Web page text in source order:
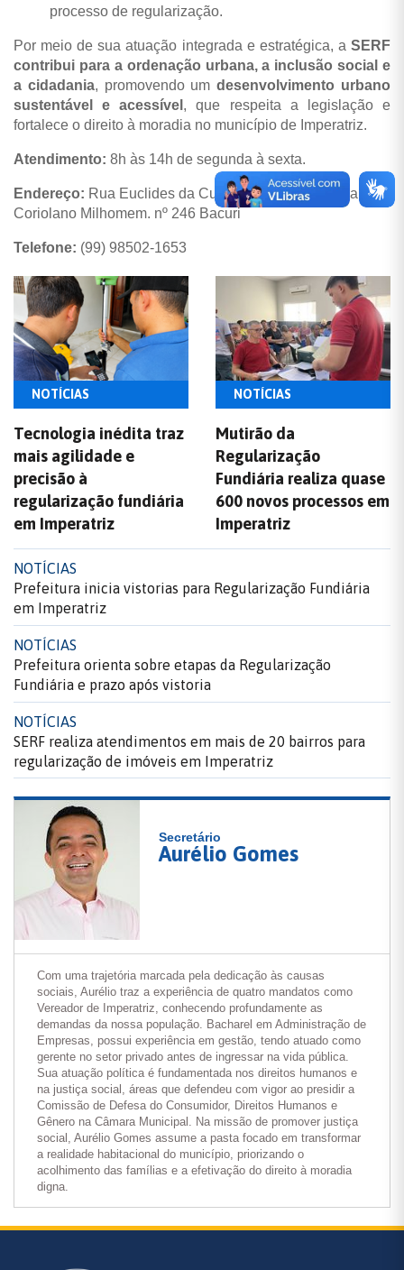
processo de regularização.
Por meio de sua atuação integrada e estratégica, a SERF
contribui para a ordenação urbana, a inclusão social e
a cidadania, promovendo umdesenvolvimento urbano
sustentável e acessível , que respeita a legislação e
fortalece o direito à moradia no município de Imperatriz.
Atendimento: 8h às 14h de segunda à sexta.
Endereço: Rua Euclides da Cunha esquina com Rua
Coriolano Milhomem. nº 246 Bacuri
Telefone: (99) 98502-1653
NOTÍCIAS
Tecnologia inédita traz
mais agilidade e
precisão à
regularização fundiária
em Imperatriz
NOTÍCIAS
Mutirão da
Regularização
Fundiária realiza quase
600 novos processos em
Imperatriz
NOTÍCIAS
Prefeitura inicia vistorias para Regularização Fundiária
em Imperatriz
NOTÍCIAS
Prefeitura orienta sobre etapas da Regularização
Fundiária e prazo após vistoria
NOTÍCIAS
SERF realiza atendimentos em mais de 20 bairros para
regularização de imóveis em Imperatriz
Secretário
Aurélio Gomes
Com uma trajetória marcada pela dedicação às causas
sociais, Aurélio traz a experiência de quatro mandatos como
Vereador de Imperatriz, conhecendo profundamente as
demandas da nossa população. Bacharel em Administração de
Empresas, possui experiência em gestão, tendo atuado como
gerente no setor privado antes de ingressar na vida pública.
Sua atuação política é fundamentada nos direitos humanos e
na justiça social, áreas que defendeu com vigor ao presidir a
Comissão de Defesa do Consumidor, Direitos Humanos e
Gênero na Câmara Municipal. Na missão de promover justiça
social, Aurélio Gomes assume a pasta focado em transformar
a realidade habitacional do município, priorizando o
acolhimento das famílias e a efetivação do direito à moradia
digna.